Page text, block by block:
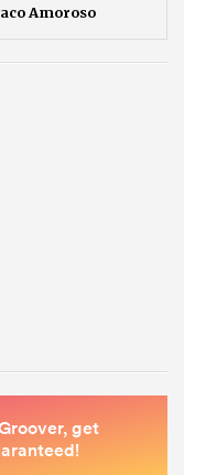
Amoroso